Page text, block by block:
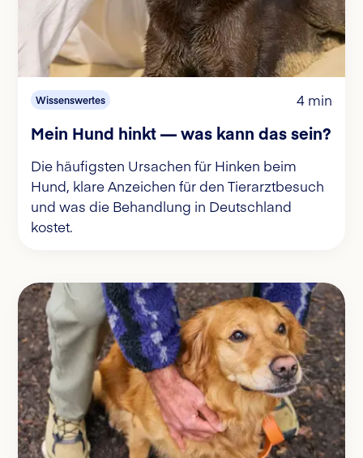
Wissenswertes 4 min
Mein Hund hinkt — was kann das sein?
Die häufigsten Ursachen für Hinken beim
Hund, klare Anzeichen für den Tierarztbesuch
und was die Behandlung in Deutschland
kostet.